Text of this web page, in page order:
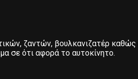
ζαντών, βουλκανιζατέρ
σε ότι αφορά το αυτοκίνητο.